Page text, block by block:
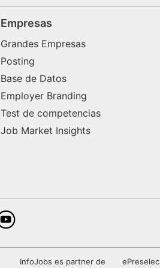
Empresas
Grandes Empresas
Posting
Base de Datos
Employer Branding
Test de competencias
Job Market Insights
InfoJobs es partner de ePreselec